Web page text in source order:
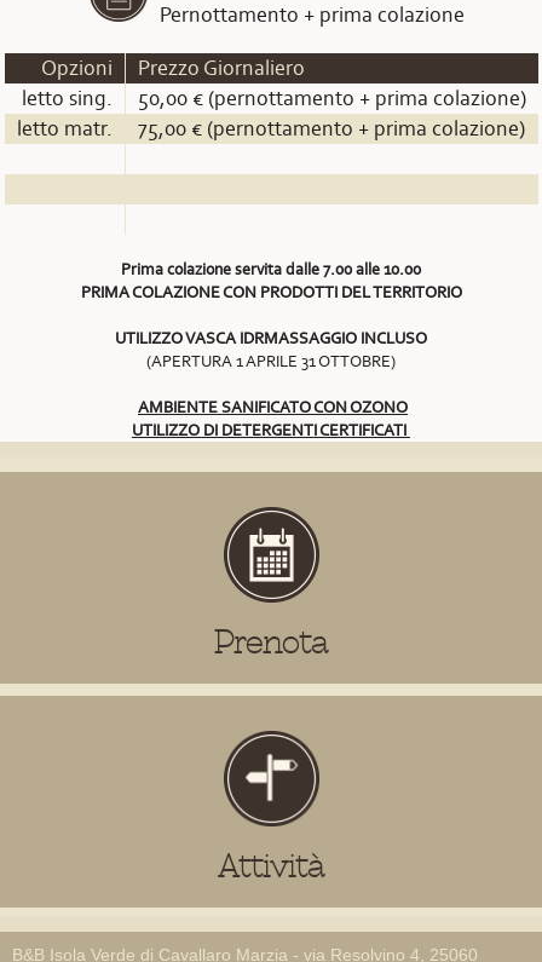
Pernottamento + prima colazione
Opzioni
Prezzo Giornaliero
letto sing.
50,00 € (pernottamento + prima colazione)
letto matr.
75,00 € (pernottamento + prima colazione)
Prima colazione servita dalle 7.00 alle 10.00
PRIMA COLAZIONE CON PRODOTTI DEL TERRITORIO
UTILIZZO VASCA IDRMASSAGGIO INCLUSO
(APERTURA 1 APRILE 31 OTTOBRE)
AMBIENTE SANIFICATO CON OZONO
UTILIZZO DI DETERGENTI CERTIFICATI
Prenota
Attività
B&B Isola Verde di Cavallaro Marzia - via Resolvino 4, 25060